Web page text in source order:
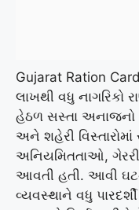
Gujarat Ration
લાખથી વધુ નાગરિકો
હેઠળ સસ્તા અનાજનો
અને શહેરી
અનિયમિતતાઓ,
આવતી હતી. આવી
વ્યવસ્થાને વધુ